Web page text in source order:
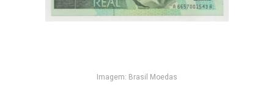
Imagem: Brasil Moedas